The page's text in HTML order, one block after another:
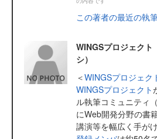
この著者の最近の執
WINGSプロジェク
シ）
＜WINGSプロジェク
WINGSプロジェクト
ル執筆コミュニティ
にWeb開発分野の書
講演等を幅広く手が